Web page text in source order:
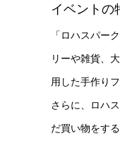
イベントの
「ロハスパー
リーや雑貨、
用した手作り
さらに、ロハ
だ買い物をす